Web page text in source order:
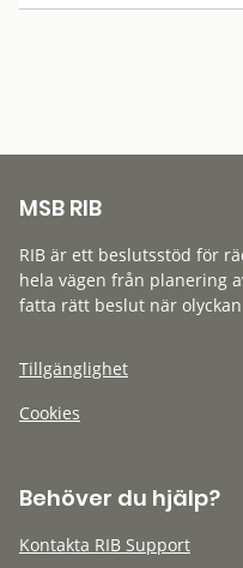
MSB RIB
RIB är ett beslutsstöd för
hela vägen från planering
fatta rätt beslut när
Tillgänglighet
Cookies
Behöver du hjälp?
Kontakta RIB Support